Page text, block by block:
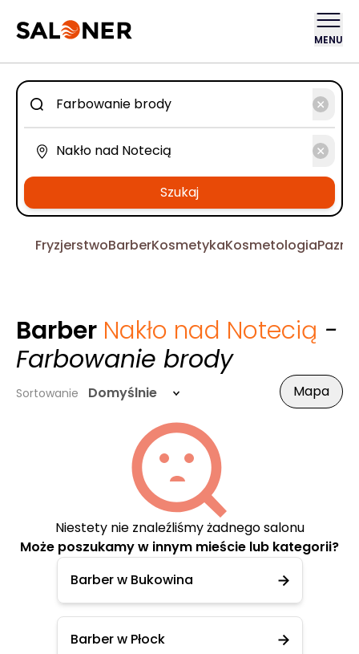
MENU
Szukaj
FryzjerstwoBarberKosmetykaKosmetologia
Barber Nakło nad Notecią -
Farbowanie brody
Sortowanie Domyślnie Mapa
Niestety nie znaleźliśmy żadnego salonu
Może poszukamy w innym mieście lub kategorii?
Barber w Bukowina
Barber w Płock